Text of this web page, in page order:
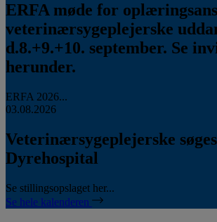
ERFA møde for
veterinærsygeplejerske
d.8.+9.+10. september. Se
herunder.
ERFA 2026...
03.08.2026
Veterinærsygeplejerske
Dyrehospital
Se stillingsopslaget her...
Se hele kalenderen